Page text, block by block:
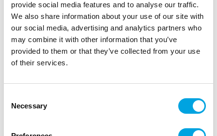
provide social media features and to analyse our traffic.
We also share information about your use of our site with
our social media, advertising and analytics partners who
may combine it with other information that you’ve
provided to them or that they’ve collected from your use
of their services.
Selection
Necessary
Valokoru-setti mega party
Tuotetunnus (SKU): J92136
Kuvaus